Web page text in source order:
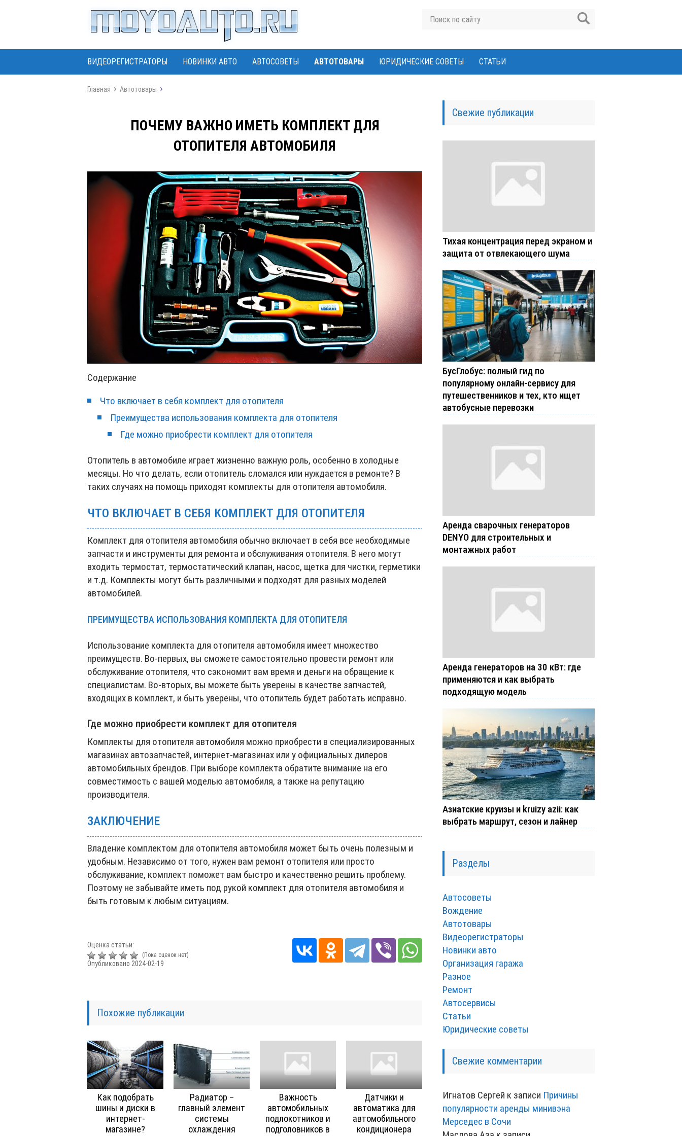
ВИДЕОРЕГИСТРАТОРЫ НОВИНКИ АВТО АВТОСОВЕТЫ АВТОТОВАРЫ ЮРИДИЧЕСКИЕ СОВЕТЫ СТАТЬИ
Главная Автотовары
ПОЧЕМУ ВАЖНО ИМЕТЬ КОМПЛЕКТ ДЛЯ
ОТОПИТЕЛЯ АВТОМОБИЛЯ
Содержание
Что включает в себя комплект для отопителя
Преимущества использования комплекта для отопителя
Где можно приобрести комплект для отопителя
Отопитель в автомобиле играет жизненно важную роль, особенно в холодные
месяцы. Но что делать, если отопитель сломался или нуждается в ремонте? В
таких случаях на помощь приходят комплекты для отопителя автомобиля.
ЧТО ВКЛЮЧАЕТ В СЕБЯ КОМПЛЕКТ ДЛЯ ОТОПИТЕЛЯ
Комплект для отопителя автомобиля обычно включает в себя все необходимые
запчасти и инструменты для ремонта и обслуживания отопителя. В него могут
входить термостат, термостатический клапан, насос, щетка для чистки, герметики
и т.д. Комплекты могут быть различными и подходят для разных моделей
автомобилей.
ПРЕИМУЩЕСТВА ИСПОЛЬЗОВАНИЯ КОМПЛЕКТА ДЛЯ ОТОПИТЕЛЯ
Использование комплекта для отопителя автомобиля имеет множество
преимуществ. Во-первых, вы сможете самостоятельно провести ремонт или
обслуживание отопителя, что сэкономит вам время и деньги на обращение к
специалистам. Во-вторых, вы можете быть уверены в качестве запчастей,
входящих в комплект, и быть уверены, что отопитель будет работать исправно.
Где можно приобрести комплект для отопителя
Комплекты для отопителя автомобиля можно приобрести в специализированных
магазинах автозапчастей, интернет-магазинах или у официальных дилеров
автомобильных брендов. При выборе комплекта обратите внимание на его
совместимость с вашей моделью автомобиля, а также на репутацию
производителя.
ЗАКЛЮЧЕНИЕ
Владение комплектом для отопителя автомобиля может быть очень полезным и
удобным. Независимо от того, нужен вам ремонт отопителя или просто
обслуживание, комплект поможет вам быстро и качественно решить проблему.
Поэтому не забывайте иметь под рукой комплект для отопителя автомобиля и
быть готовым к любым ситуациям.
Оценка статьи:
(Пока оценок нет)
Опубликовано 2024-02-19
Похожие публикации
Как подобрать
шины и диски в
интернет-
магазине?
Радиатор –
главный элемент
системы
охлаждения
Важность
автомобильных
подлокотников и
подголовников в
Датчики и
автоматика для
автомобильного
кондиционера
Свежие публикации
Тихая концентрация перед экраном и
защита от отвлекающего шума
БусГлобус: полный гид по
популярному онлайн-сервису для
путешественников и тех, кто ищет
автобусные перевозки
Аренда сварочных генераторов
DENYO для строительных и
монтажных работ
Аренда генераторов на 30 кВт: где
применяются и как выбрать
подходящую модель
Азиатские круизы и kruizy azii: как
выбрать маршрут, сезон и лайнер
Разделы
Автосоветы
Вождение
Автотовары
Видеорегистраторы
Новинки авто
Организация гаража
Разное
Ремонт
Автосервисы
Статьи
Юридические советы
Свежие комментарии
Игнатов Сергей к записи Причины
популярности аренды минивэна
Мерседес в Сочи